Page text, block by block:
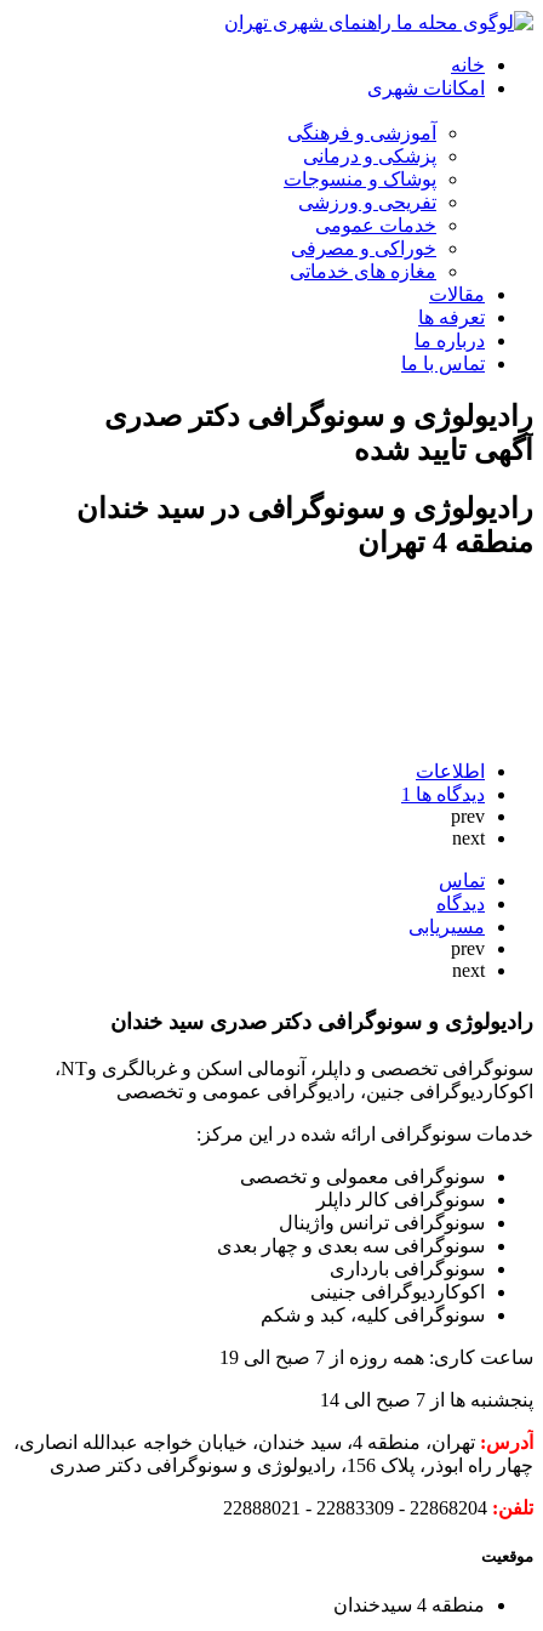
خانه
امکانات شهری
آموزشی و فرهنگی
پزشکی و درمانی
پوشاک و منسوجات
تفریحی و ورزشی
خدمات عمومی
خوراکی و مصرفی
مغازه های خدماتی
مقالات
تعرفه ها
درباره ما
تماس با ما
رادیولوژی و سونوگرافی دکتر صدری
آگهی تایید شده
رادیولوژی و سونوگرافی در سید خندان
منطقه 4 تهران
اطلاعات
دیدگاه ها 1
prev
next
تماس
دیدگاه
مسیریابی
prev
next
رادیولوژی و سونوگرافی دکتر صدری سید خندان
سونوگرافی تخصصی و داپلر، آنومالی اسکن و غربالگری وNT،
اکوکاردیوگرافی جنین، رادیوگرافی عمومی و تخصصی
خدمات سونوگرافی ارائه شده در این مرکز:
سونوگرافی معمولی و تخصصی
سونوگرافی کالر داپلر
سونوگرافی ترانس واژینال
سونوگرافی سه بعدی و چهار بعدی
سونوگرافی بارداری
اکوکاردیوگرافی جنینی
سونوگرافی کلیه، کبد و شکم
ساعت کاری: همه روزه از 7 صبح الی 19
پنجشنبه ها از 7 صبح الی 14
آدرس:
تهران، منطقه 4، سید خندان، خیابان خواجه عبدالله انصاری،
چهار راه ابوذر، پلاک 156، رادیولوژی و سونوگرافی دکتر صدری
تلفن:
موقعیت
منطقه 4 سیدخندان